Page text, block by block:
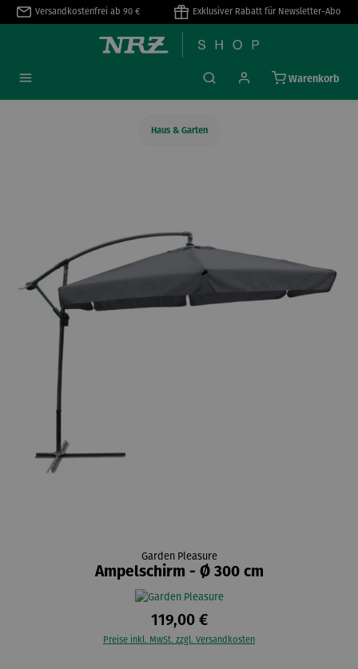
springen
Versandkostenfrei ab 90 € Exklusiver Rabatt für Newsletter-Abo
Warenkorb
Haus & Garten
Garden Pleasure
Ampelschirm - Ø 300 cm
119,00 €
Preise inkl. MwSt. zzgl. Versandkosten